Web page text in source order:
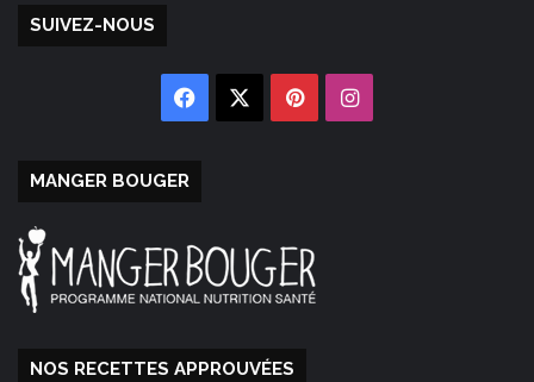
SUIVEZ-NOUS
Facebook PinterestInstagram
MANGER BOUGER
NOS RECETTES APPROUVÉES